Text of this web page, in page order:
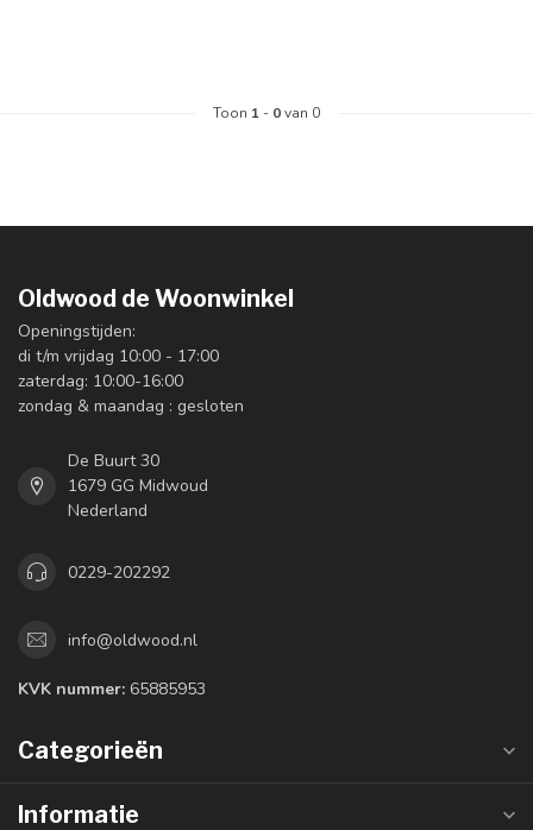
Toon 1 - 0van 0
Oldwood de Woonwinkel
Openingstijden:
di t/m vrijdag 10:00 - 17:00
zaterdag: 10:00-16:00
zondag & maandag : gesloten
De Buurt 30
1679 GG Midwoud
Nederland
0229-202292
info@oldwood.nl
KVK nummer: 65885953
Categorieën
Informatie